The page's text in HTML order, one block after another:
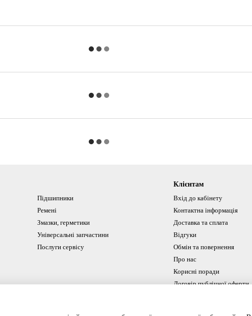
Підшипники
Ремені
Змазки, герметики
Універсальні запчастини
Послуги сервісу
Клієнтам
Вхід до кабінету
Контактна інформація
Доставка та сплата
Відгуки
Обмін та повернення
Про нас
Корисні поради
Договір публічної оферти